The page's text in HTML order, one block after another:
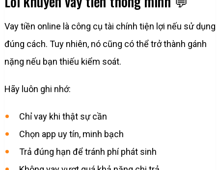
Vay tiền online là công cụ tài chính tiện lợi nếu sử dụng
đúng cách. Tuy nhiên, nó cũng có thể trở thành gánh
nặng nếu bạn thiếu kiểm soát.
Hãy luôn ghi nhớ:
Chỉ vay khi thật sự cần
Chọn app uy tín, minh bạch
Trả đúng hạn để tránh phí phát sinh